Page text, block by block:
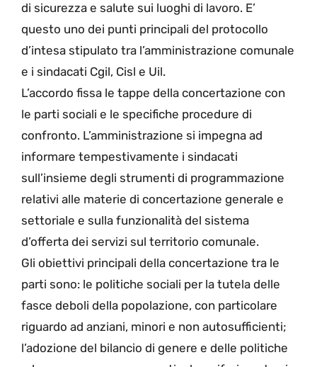
di sicurezza e salute sui luoghi di lavoro. E’
questo uno dei punti principali del protocollo
d’intesa stipulato tra l’amministrazione comunale
e i sindacati Cgil, Cisl e Uil.
L’accordo fissa le tappe della concertazione con
le parti sociali e le specifiche procedure di
confronto. L’amministrazione si impegna ad
informare tempestivamente i sindacati
sull’insieme degli strumenti di programmazione
relativi alle materie di concertazione generale e
settoriale e sulla funzionalità del sistema
d’offerta dei servizi sul territorio comunale.
Gli obiettivi principali della concertazione tra le
parti sono: le politiche sociali per la tutela delle
fasce deboli della popolazione, con particolare
riguardo ad anziani, minori e non autosufficienti;
l’adozione del bilancio di genere e delle politiche